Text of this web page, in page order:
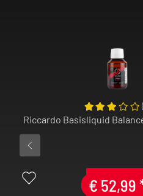
€ 52,99
Riccardo Basisliquid